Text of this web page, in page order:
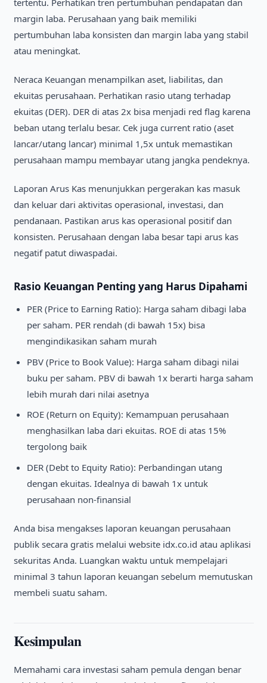
tertentu. Perhatikan tren pertumbuhan pendapatan dan
margin laba. Perusahaan yang baik memiliki
pertumbuhan laba konsisten dan margin laba yang stabil
atau meningkat.
Neraca Keuangan menampilkan aset, liabilitas, dan
ekuitas perusahaan. Perhatikan rasio utang terhadap
ekuitas (DER). DER di atas 2x bisa menjadi red flag karena
beban utang terlalu besar. Cek juga current ratio (aset
lancar/utang lancar) minimal 1,5x untuk memastikan
perusahaan mampu membayar utang jangka pendeknya.
Laporan Arus Kas menunjukkan pergerakan kas masuk
dan keluar dari aktivitas operasional, investasi, dan
pendanaan. Pastikan arus kas operasional positif dan
konsisten. Perusahaan dengan laba besar tapi arus kas
negatif patut diwaspadai.
Rasio Keuangan Penting yang Harus Dipahami
PER (Price to Earning Ratio): Harga saham dibagi laba
per saham. PER rendah (di bawah 15x) bisa
mengindikasikan saham murah
PBV (Price to Book Value): Harga saham dibagi nilai
buku per saham. PBV di bawah 1x berarti harga saham
lebih murah dari nilai asetnya
ROE (Return on Equity): Kemampuan perusahaan
menghasilkan laba dari ekuitas. ROE di atas 15%
tergolong baik
DER (Debt to Equity Ratio): Perbandingan utang
dengan ekuitas. Idealnya di bawah 1x untuk
perusahaan non-finansial
Anda bisa mengakses laporan keuangan perusahaan
publik secara gratis melalui website idx.co.id atau aplikasi
sekuritas Anda. Luangkan waktu untuk mempelajari
minimal 3 tahun laporan keuangan sebelum memutuskan
membeli suatu saham.
Kesimpulan
Memahami cara investasi saham pemula dengan benar